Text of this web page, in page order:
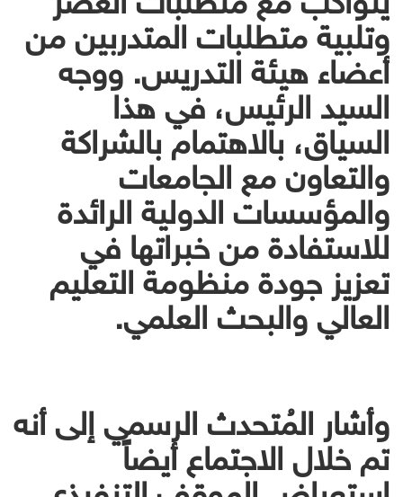
وتلبية متطلبات المتدربين من
أعضاء هيئة التدريس. ووجه
السيد الرئيس، في هذا
السياق، بالاهتمام بالشراكة
والتعاون مع الجامعات
والمؤسسات الدولية الرائدة
للاستفادة من خبراتها في
تعزيز جودة منظومة التعليم
العالي والبحث العلمي.
وأشار المُتحدث الرسمي إلى أنه
تم خلال الاجتماع أيضاً